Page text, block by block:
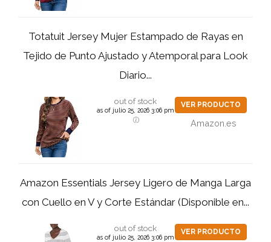
Totatuit Jersey Mujer Estampado de Rayas en
Tejido de Punto Ajustado y Atemporal para Look
Diario...
out of stock
as of julio 25, 2026 3:06 pm
VER PRODUCTO
Amazon.es
Amazon Essentials Jersey Ligero de Manga Larga
con Cuello en V y Corte Estándar (Disponible en...
out of stock
as of julio 25, 2026 3:06 pm
VER PRODUCTO